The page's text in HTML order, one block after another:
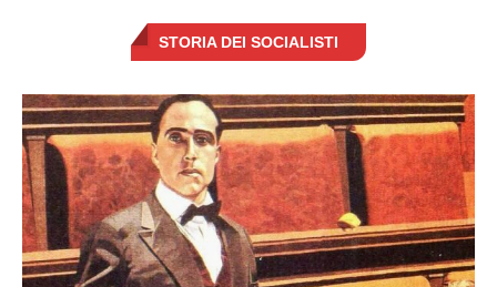
STORIA DEI SOCIALISTI